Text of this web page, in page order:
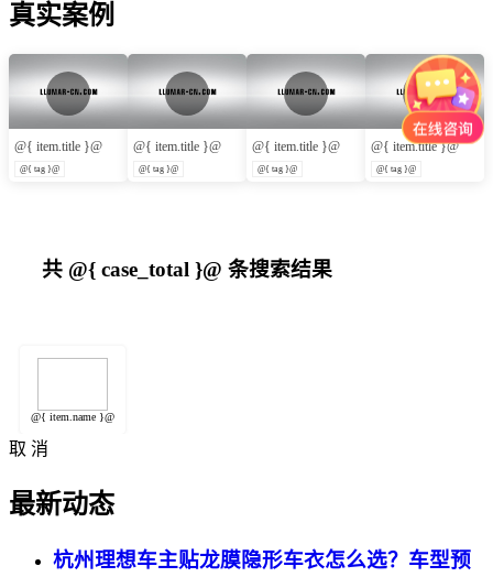
真实案例
@{ item.title }@
@{ tag }@
@{ item.title }@
@{ tag }@
@{ item.title }@
@{ tag }@
@{ item.title }@
@{ tag }@
共 @{ case_total }@ 条搜索结果
@{ item.name }@
取 消
最新动态
杭州理想车主贴龙膜隐形车衣怎么选？车型预